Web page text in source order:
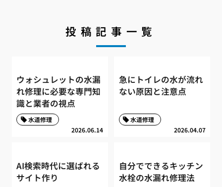
投稿記事一覧
ウォシュレットの水漏
れ修理に必要な専門知
識と業者の視点
2026.06.14
水道修理
急にトイレの水が流れ
ない原因と注意点
2026.04.07
水道修理
AI検索時代に選ばれる
サイト作り
自分でできるキッチン
水栓の水漏れ修理法